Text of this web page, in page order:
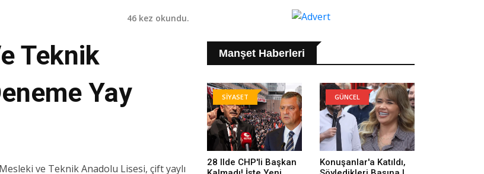
46 kez okundu.
Teknik
Yay
ve Teknik Anadolu Lisesi, çift yaylı
Manşet Haberleri
SİYASET
28 Ilde CHP'li Başkan
GÜNCEL
Konuşanlar'a Katıldı,